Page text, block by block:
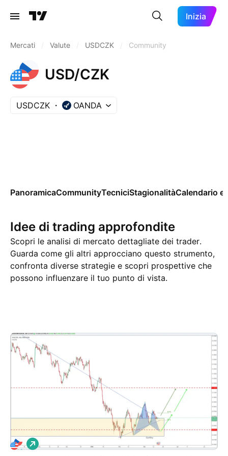
Inizia
Mercati Valute USDCZK Community
USD/CZK
USDCZK OANDA
PanoramicaCommunityTecniciStagionalitàCalendario
Idee di trading approfondite
Scopri le analisi di mercato dettagliate dei trader.
Guarda come gli altri approcciano questo strumento,
confronta diverse strategie e scopri prospettive che
possono influenzare il tuo punto di vista.
L
o